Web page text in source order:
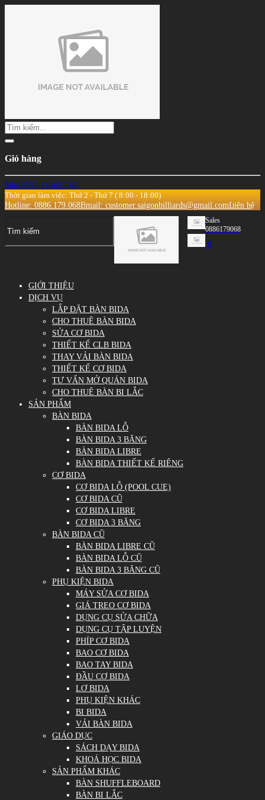
Giỏ hàng
Mua thêm Thanh toán
Thời gian làm việc: Thứ 2 - Thứ 7 ( 8:00 - 18:00)
Hotline: 0886.179.068Email: customer.saigonbilliards@gmail.comLiên hệ
Sales
0886179068
0
GIỚI THIỆU
DỊCH VỤ
LẮP ĐẶT BÀN BIDA
CHO THUÊ BÀN BIDA
SỬA CƠ BIDA
THIẾT KẾ CLB BIDA
THAY VẢI BÀN BIDA
THIẾT KẾ CƠ BIDA
TƯ VẤN MỞ QUÁN BIDA
CHO THUÊ BÀN BI LẮC
SẢN PHẨM
BÀN BIDA
BÀN BIDA LỖ
BÀN BIDA 3 BĂNG
BÀN BIDA LIBRE
BÀN BIDA THIẾT KẾ RIÊNG
CƠ BIDA
CƠ BIDA LỖ (POOL CUE)
CƠ BIDA CŨ
CƠ BIDA LIBRE
CƠ BIDA 3 BĂNG
BÀN BIDA CŨ
BÀN BIDA LIBRE CŨ
BÀN BIDA LỖ CŨ
BÀN BIDA 3 BĂNG CŨ
PHỤ KIỆN BIDA
MÁY SỬA CƠ BIDA
GIÁ TREO CƠ BIDA
DỤNG CỤ SỬA CHỮA
DỤNG CỤ TẬP LUYỆN
PHÍP CƠ BIDA
BAO CƠ BIDA
BAO TAY BIDA
ĐẦU CƠ BIDA
LƠ BIDA
PHỤ KIỆN KHÁC
BI BIDA
VẢI BÀN BIDA
GIÁO DỤC
SÁCH DẠY BIDA
KHOÁ HỌC BIDA
SẢN PHẨM KHÁC
BÀN SHUFFLEBOARD
BÀN BI LẮC